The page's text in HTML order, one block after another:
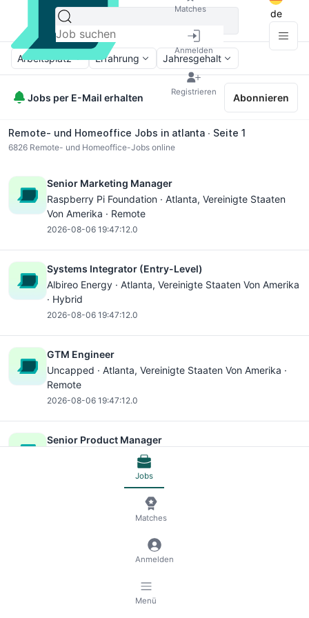
Matches
Anmelden
Registrieren
de
Arbeitsplatz Erfahrung Jahresgehalt
Jobs per E-Mail erhalten Abonnieren
Remote- und Homeoffice Jobs in atlanta ∙ Seite 1
6826 Remote- und Homeoffice-Jobs online
Senior Marketing Manager
Raspberry Pi Foundation · Atlanta, Vereinigte Staaten
Von Amerika · Remote
2026-08-06 19:47:12.0
Systems Integrator (Entry-Level)
Albireo Energy · Atlanta, Vereinigte Staaten Von Amerika
· Hybrid
2026-08-06 19:47:12.0
GTM Engineer
Uncapped · Atlanta, Vereinigte Staaten Von Amerika ·
Remote
2026-08-06 19:47:12.0
Senior Product Manager
Atlanta, Vereinigte Staaten Von Amerika ·
2026-08-06 19:47:12.0
, Vereinigte Staaten Von Amerika ·
Jobs
Matches
Anmelden
Menü